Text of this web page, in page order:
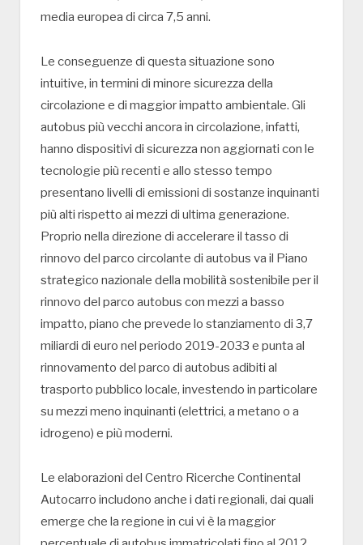
media europea di circa 7,5 anni.
Le conseguenze di questa situazione sono
intuitive, in termini di minore sicurezza della
circolazione e di maggior impatto ambientale. Gli
autobus più vecchi ancora in circolazione, infatti,
hanno dispositivi di sicurezza non aggiornati con le
tecnologie più recenti e allo stesso tempo
presentano livelli di emissioni di sostanze inquinanti
più alti rispetto ai mezzi di ultima generazione.
Proprio nella direzione di accelerare il tasso di
rinnovo del parco circolante di autobus va il Piano
strategico nazionale della mobilità sostenibile per il
rinnovo del parco autobus con mezzi a basso
impatto, piano che prevede lo stanziamento di 3,7
miliardi di euro nel periodo 2019-2033 e punta al
rinnovamento del parco di autobus adibiti al
trasporto pubblico locale, investendo in particolare
su mezzi meno inquinanti (elettrici, a metano o a
idrogeno) e più moderni.
Le elaborazioni del Centro Ricerche Continental
Autocarro includono anche i dati regionali, dai quali
emerge che la regione in cui vi è la maggior